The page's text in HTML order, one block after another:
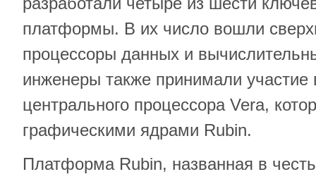
платформы. В их число вошли
процессоры данных и
инженеры также принимали участие
центрального процессора Vera,
графическими ядрами Rubin.
Платформа Rubin, названная в